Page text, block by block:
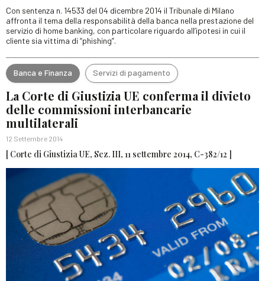
Con sentenza n. 14533 del 04 dicembre 2014 il Tribunale di Milano
affronta il tema della responsabilità della banca nella prestazione del
servizio di home banking, con particolare riguardo all’ipotesi in cui il
cliente sia vittima di “phishing”.
Banca e Finanza Servizi di pagamento
La Corte di Giustizia UE conferma il divieto
delle commissioni interbancarie
multilaterali
12 Settembre 2014
[ Corte di Giustizia UE, Sez. III, 11 settembre 2014, C-382/12 ]